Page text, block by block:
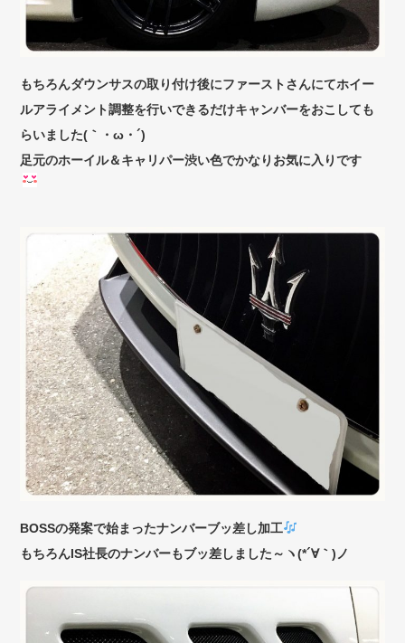
もちろんダウンサスの取り付け後にファーストさんにてホイー
ルアライメント調整を行いできるだけキャンバーをおこしても
らいました(｀・ω・´)ゞ
足元のホーイル＆キャリパー渋い色でかなりお気に入りです
BOSSの発案で始まったナンバーブッ差し加工
もちろんIS社長のナンバーもブッ差しました～ヽ(*´∀｀)ノ